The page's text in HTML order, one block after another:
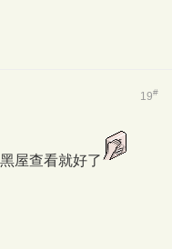
19#
屋查看就好了